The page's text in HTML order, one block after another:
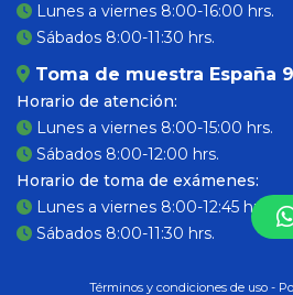
Lunes a viernes 8:00-16:00 hrs.
Sábados 8:00-11:30 hrs.
Toma de muestra España
Horario de atención:
Lunes a viernes 8:00-15:00 hrs.
Sábados 8:00-12:00 hrs.
Horario de toma de exámenes:
Lunes a viernes 8:00-12:45 hrs.
Sábados 8:00-11:30 hrs.
Términos y condiciones de uso -